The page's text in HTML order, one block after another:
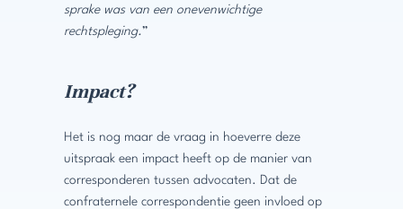
sprake was van een onevenwichtige
rechtspleging.”
Impact?
Het is nog maar de vraag in hoeverre deze
uitspraak een impact heeft op de manier van
corresponderen tussen advocaten. Dat de
confraternele correspondentie geen invloed op